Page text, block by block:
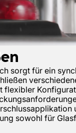
sorgt für ein
flexibler
sowohl für